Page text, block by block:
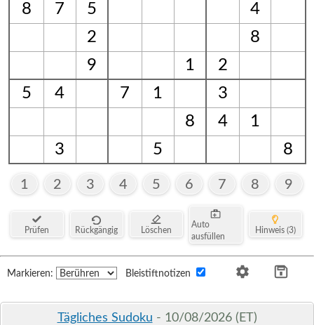
8
7 5
4
2
8
9
1
2
5
4 7 1
3
8
4
1
3
5 8
1 2 3 4 5 6 7 8 9
Prüfen Rückgängig Löschen
Auto
ausfüllen
Hinweis (3)
Markieren: Bleistiftnotizen
Tägliches Sudoku - 10/08/2026 (ET)